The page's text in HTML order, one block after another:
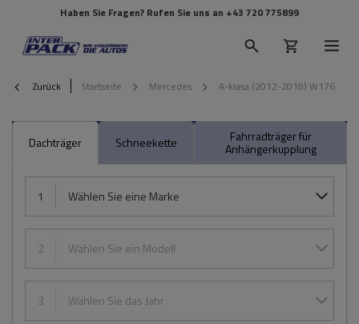
Haben Sie Fragen? Rufen Sie uns an +43 720 775899
Zurück Startseite Mercedes A-klasa (2012-2018) W176
Dachträger Schneekette Fahrradträger für
Anhängerkupplung
1 Wählen Sie eine Marke
2 Wählen Sie ein Modell
3 Wählen Sie das Jahr